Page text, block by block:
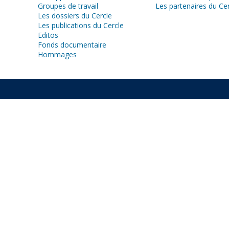
Groupes de travail
Les dossiers du Cercle
Les publications du Cercle
Editos
Fonds documentaire
Hommages
Les partenaires du